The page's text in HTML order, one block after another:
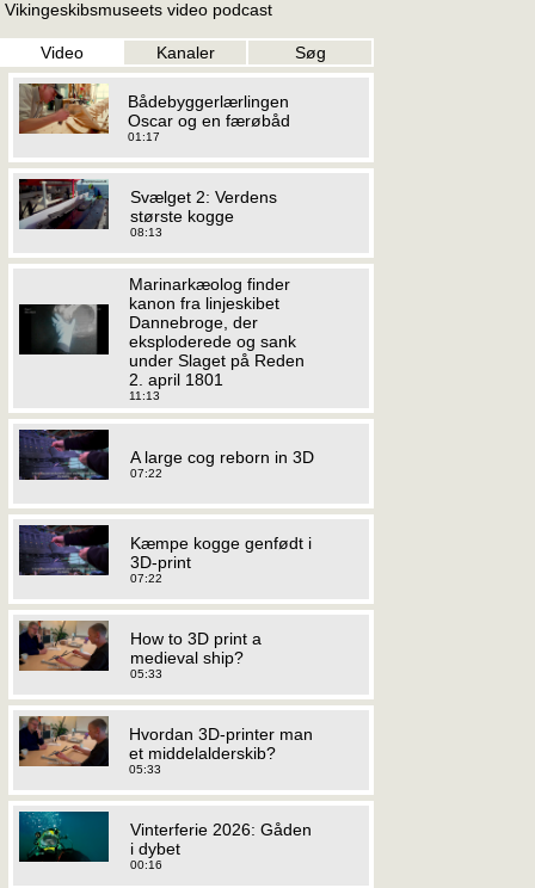
Vikingeskibsmuseets video podcast
Video Kanaler Søg
Bådebyggerlærlingen
Oscar og en færøbåd
01:17
Svælget 2: Verdens
største kogge
08:13
Marinarkæolog finder
kanon fra linjeskibet
Dannebroge, der
eksploderede og sank
under Slaget på Reden
2. april 1801
11:13
A large cog reborn in 3D
07:22
Kæmpe kogge genfødt i
3D-print
07:22
How to 3D print a
medieval ship?
05:33
Hvordan 3D-printer man
et middelalderskib?
05:33
Vinterferie 2026: Gåden
i dybet
00:16